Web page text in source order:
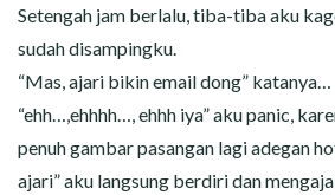
Setengah jam berlalu, tiba-tiba aku
sudah disampingku.
“Mas, ajari bikin email dong” katanya…
“ehh…,ehhhh…, ehhh iya” aku panic,
penuh gambar pasangan lagi adegan
ajari” aku langsung berdiri dan